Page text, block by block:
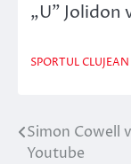
„U”
SPORTUL CLUJEAN
Navigare
Simon Cowell
Youtube